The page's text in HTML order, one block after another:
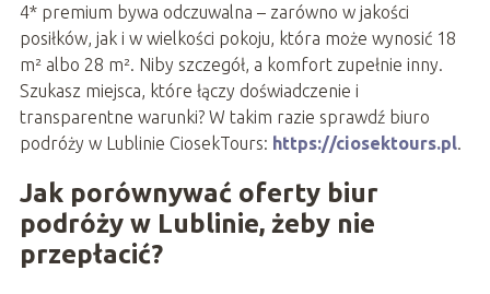
4* premium bywa odczuwalna – zarówno w jakości
posiłków, jak i w wielkości pokoju, która może wynosić 18
m² albo 28 m². Niby szczegół, a komfort zupełnie inny.
Szukasz miejsca, które łączy doświadczenie i
transparentne warunki? W takim razie sprawdź biuro
podróży w Lublinie CiosekTours: https://ciosektours.pl.
Jak porównywać oferty biur
podróży w Lublinie, żeby nie
przepłacić?